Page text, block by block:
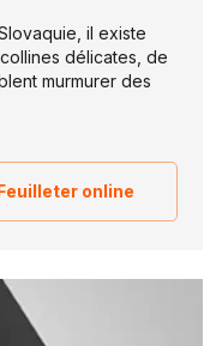
il existe
délicates, de
murmurer des
online